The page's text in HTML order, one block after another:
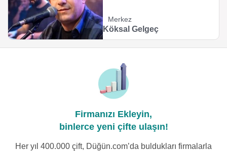
Merkez
Köksal Gelgeç
Firmanızı Ekleyin,
binlerce yeni çifte ulaşın!
Her yıl 400.000 çift, Düğün.com’da buldukları firmalarla